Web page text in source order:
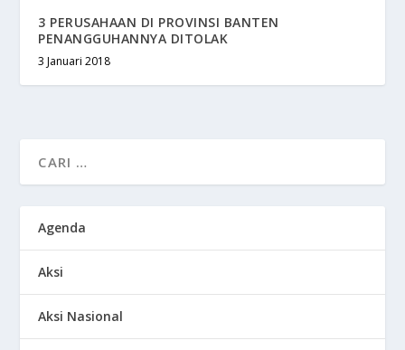
3 PERUSAHAAN DI PROVINSI BANTEN
PENANGGUHANNYA DITOLAK
3 Januari 2018
Agenda
Aksi
Aksi Nasional